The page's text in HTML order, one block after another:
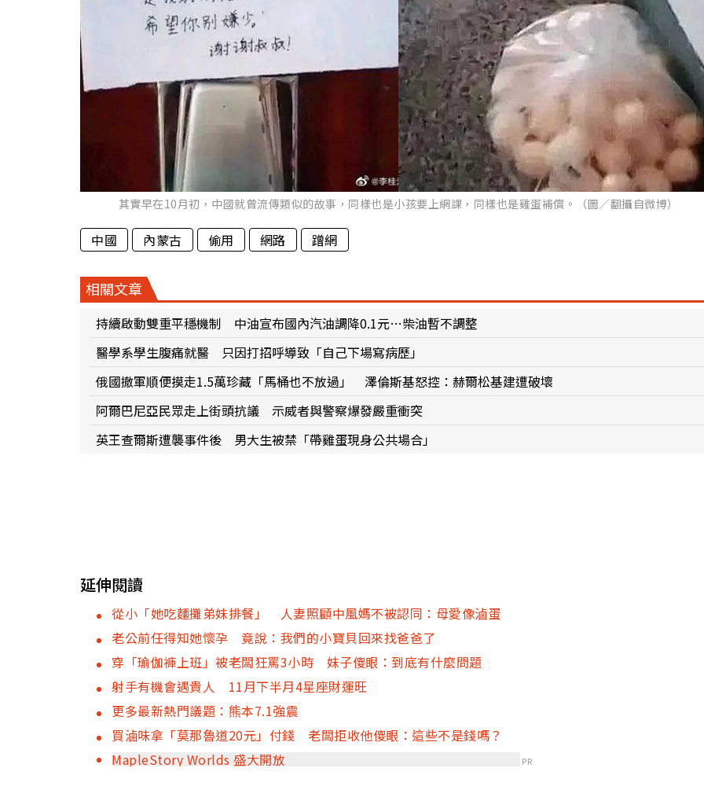
其實早在10月初，中國就曾流傳類似的故事，同樣也是小孩要上網課，同樣也是雞蛋補償。（圖／翻攝自微博）
中國 內蒙古 偷用 網路 蹭網
相關文章
持續啟動雙重平穩機制 中油宣布國內汽油調降0.1元…柴油暫不調整
醫學系學生腹痛就醫 只因打招呼導致「自己下場寫病歷」
俄國撤軍順便摸走1.5萬珍藏「馬桶也不放過」 澤倫斯基怒控：赫爾松基建遭破壞
阿爾巴尼亞民眾走上街頭抗議 示威者與警察爆發嚴重衝突
英王查爾斯遭襲事件後 男大生被禁「帶雞蛋現身公共場合」
延伸閱讀
從小「她吃麵攤弟妹排餐」 人妻照顧中風媽不被認同：母愛像滷蛋
老公前任得知她懷孕 竟說：我們的小寶貝回來找爸爸了
穿「瑜伽褲上班」被老闆狂罵3小時 妹子傻眼：到底有什麼問題
射手有機會遇貴人 11月下半月4星座財運旺
更多最新熱門議題：熊本7.1強震
買滷味拿「莫那魯道20元」付錢 老闆拒收他傻眼：這些不是錢嗎？
MapleStory Worlds 盛大開放
PR